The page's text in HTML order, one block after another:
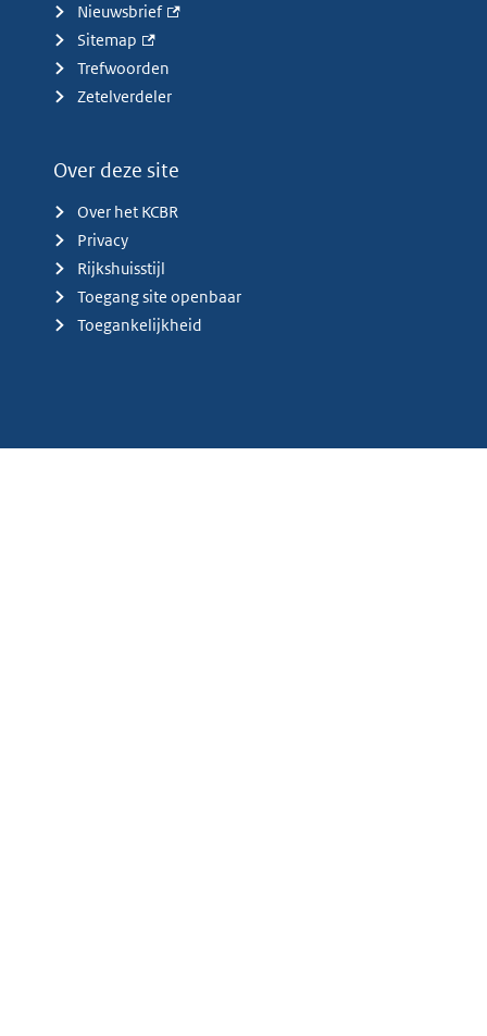
Nieuwsbrief
Sitemap
Trefwoorden
Zetelverdeler
Over deze site
Over het KCBR
Privacy
Rijkshuisstijl
Toegang site openbaar
Toegankelijkheid